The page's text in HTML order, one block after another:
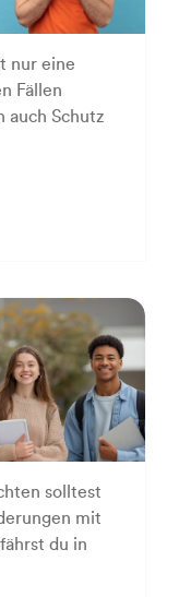
nur eine
Fällen
auch Schutz
solltest
mit
du in